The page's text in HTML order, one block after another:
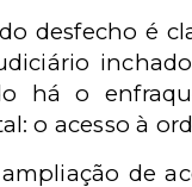
desfecho é
há o
o acesso à
de